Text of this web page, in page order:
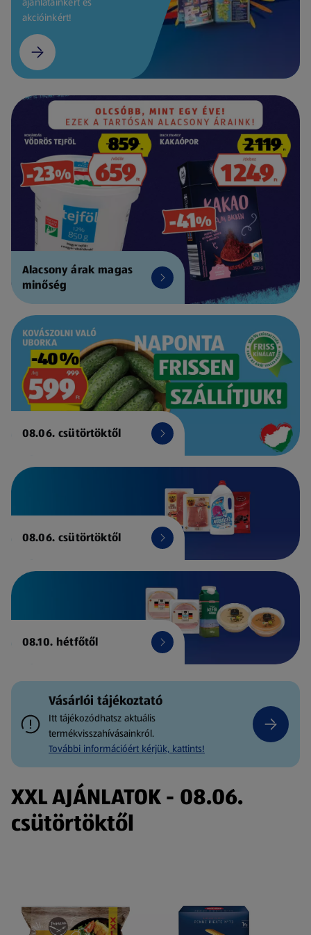
akcióinkért!
Alacsony árak magas
minőség
08.06. csütörtöktől
08.06. csütörtöktől
08.10. hétfőtől
Vásárlói tájékoztató
Itt tájékozódhatsz aktuális
termékvisszahívásainkról.
További információért kérjük, kattints!
XXL AJÁNLATOK - 08.06.
csütörtöktől